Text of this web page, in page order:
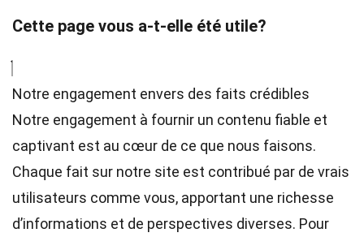
Cette page vous a-t-elle été utile?
Notre engagement envers des faits crédibles
Notre engagement à fournir un contenu fiable et
captivant est au cœur de ce que nous faisons.
Chaque fait sur notre site est contribué par de vrais
utilisateurs comme vous, apportant une richesse
d’informations et de perspectives diverses. Pour